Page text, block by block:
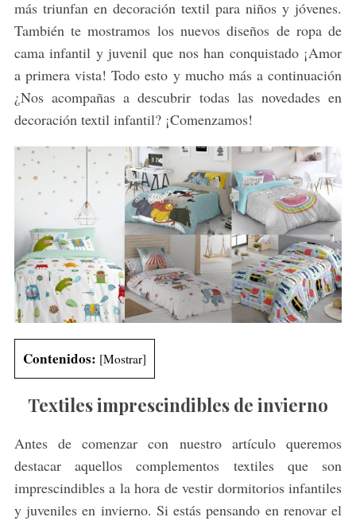
más triunfan en decoración textil para niños y jóvenes.
También te mostramos los nuevos diseños de ropa de
cama infantil y juvenil que nos han conquistado ¡Amor
a primera vista! Todo esto y mucho más a continuación
¿Nos acompañas a descubrir todas las novedades en
decoración textil infantil? ¡Comenzamos!
Contenidos: [Mostrar]
Textiles imprescindibles de invierno
Antes de comenzar con nuestro artículo queremos
destacar aquellos complementos textiles que son
imprescindibles a la hora de vestir dormitorios infantiles
y juveniles en invierno. Si estás pensando en renovar el